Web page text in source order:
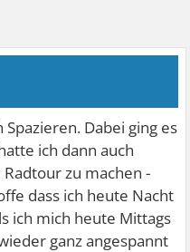
Dabei ging es
ich dann auch
zu machen -
dass ich heute Nacht
ich mich heute Mittags
ganz angespannt